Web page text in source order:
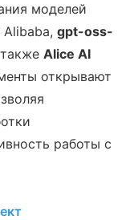
моделей
Alibaba, gpt-oss-
Alice AI
открывают
работы с